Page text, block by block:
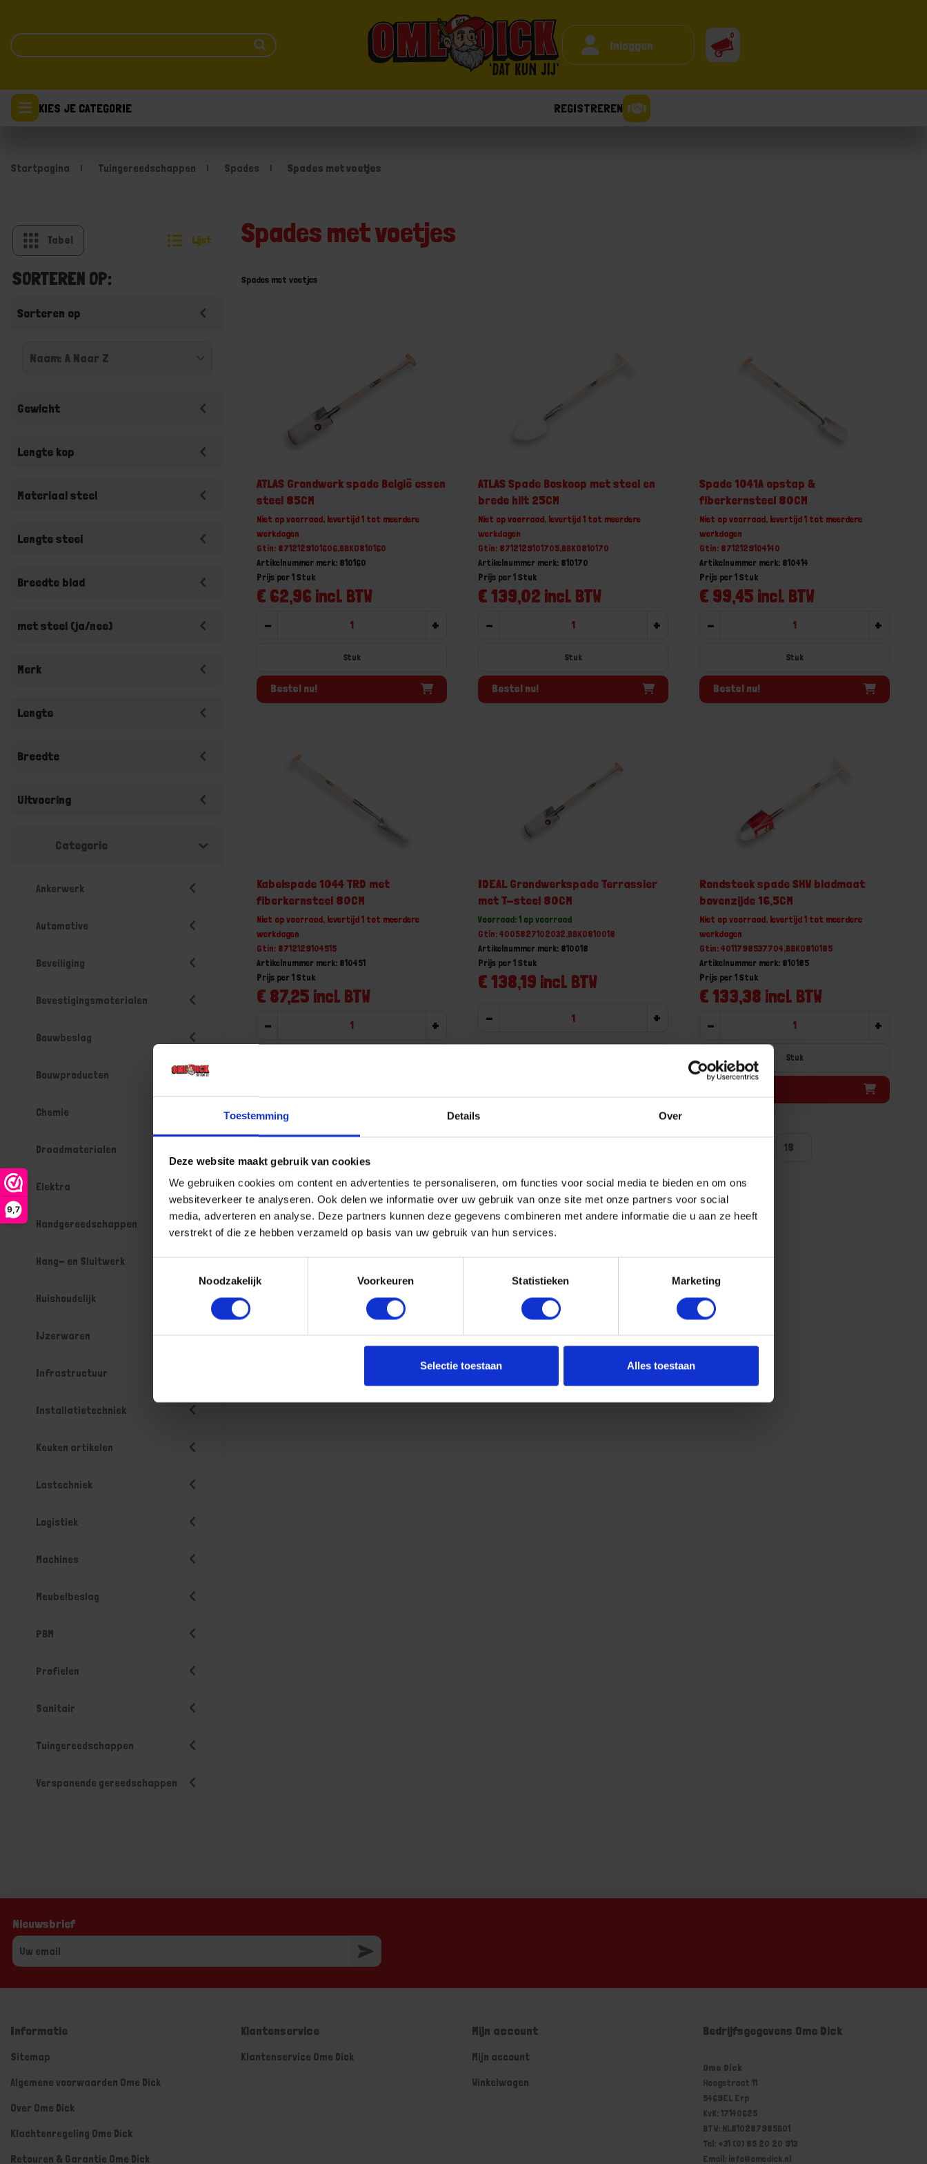
Toestemming Details Over
Deze website maakt gebruik van cookies
We gebruiken cookies om content en advertenties te personaliseren, om functies voor social media te bieden en om ons
websiteverkeer te analyseren. Ook delen we informatie over uw gebruik van onze site met onze partners voor social
media, adverteren en analyse. Deze partners kunnen deze gegevens combineren met andere informatie die u aan ze heeft
verstrekt of die ze hebben verzameld op basis van uw gebruik van hun services.
Noodzakelijk
Voorkeuren Statistieken Marketing
Selectie toestaan Alles toestaan
9,7
Inloggen
0
KIES JE CATEGORIE REGISTREREN
Startpagina Tuingereedschappen Spades Spades met voetjes
Tabel Lijst
SORTEREN OP:
Sorteren op
Gewicht
Lengte kop
Materiaal steel
Lengte steel
Breedte blad
met steel (ja/nee)
Merk
Lengte
Breedte
Uitvoering
Categorie
Ankerwerk
Automotive
Beveiliging
Bevestigingsmaterialen
Bouwbeslag
Bouwproducten
Chemie
Draadmaterialen
Elektra
Handgereedschappen
Hang- en Sluitwerk
Huishoudelijk
IJzerwaren
Infrastructuur
Installatietechniek
Keuken artikelen
Lastechniek
Logistiek
Machines
Meubelbeslag
PBM
Profielen
Sanitair
Tuingereedschappen
Verspanende gereedschappen
Spades met voetjes
Spades met voetjes
ATLAS Grondwerk spade België essen
steel 85CM
Niet op voorraad, levertijd 1 tot meerdere
werkdagen
Gtin: 8712129101606,BBKO810160
Artikelnummer merk: 810160
€ 62,96 incl. BTW
Prijs per 1 Stuk
- +
Stuk
Bestel nu!
ATLAS Spade Boskoop met steel en
brede hilt 25CM
Niet op voorraad, levertijd 1 tot meerdere
werkdagen
Gtin: 8712129101705,BBKO810170
Artikelnummer merk: 810170
€ 139,02 incl. BTW
Prijs per 1 Stuk
- +
Stuk
Bestel nu!
Spade 1041A opstap &
fiberkernsteel 80CM
Niet op voorraad, levertijd 1 tot meerdere
werkdagen
Gtin: 8712129104140
Artikelnummer merk: 810414
€ 99,45 incl. BTW
Prijs per 1 Stuk
- +
Stuk
Bestel nu!
Kabelspade 1044 TRD met
fiberkernsteel 80CM
Niet op voorraad, levertijd 1 tot meerdere
werkdagen
Gtin: 8712129104515
Artikelnummer merk: 810451
€ 87,25 incl. BTW
Prijs per 1 Stuk
- +
IDEAL Grondwerkspade Terrassier
met T-steel 80CM
Voorraad: 1 op voorraad
Gtin: 4005827102032,BBKO810018
Artikelnummer merk: 810018
€ 138,19 incl. BTW
Prijs per 1 Stuk
- +
Rondsteek spade SHW bladmaat
bovenzijde 16,5CM
Niet op voorraad, levertijd 1 tot meerdere
werkdagen
Gtin: 4011798537704,BBKO810185
Artikelnummer merk: 810185
€ 133,38 incl. BTW
Prijs per 1 Stuk
- +
Stuk
Nieuwsbrief
Informatie
Sitemap
Algemene voorwaarden Ome Dick
Over Ome Dick
Klachtenregeling Ome Dick
Retouren & Garantie Ome Dick
Klantenservice
Klantenservice Ome Dick
Mijn account
Mijn account
Winkelwagen
Bedrijfsgegevens Ome Dick
Ome Dick
Hoogstraat 11
5469EL Erp
KvK: 17140625
BTW: NL810287985B01
Tel: +31 (0) 85 20 20 913
Email: info@omedick.nl